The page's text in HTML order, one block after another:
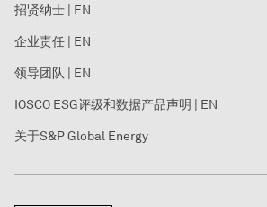
招贤纳士 | EN
企业责任 | EN
领导团队 | EN
IOSCO ESG评级和数据产品声明 | EN
关于S&P Global Energy